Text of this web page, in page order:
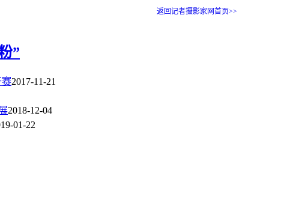
返回记者摄影家网首页>>
”
赛2017-11-21
2018-12-04
01-22